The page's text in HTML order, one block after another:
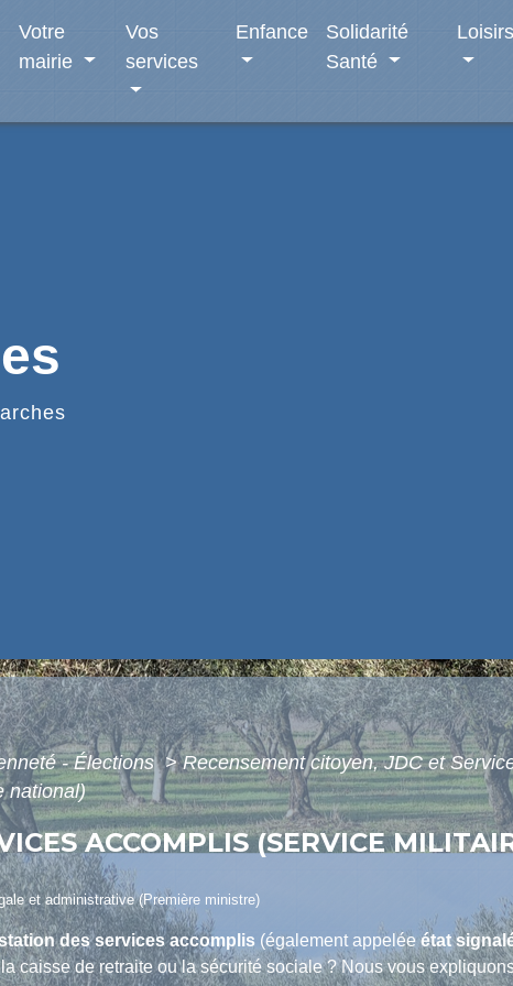
Votre
mairie
Vos
services
Enfance
Solidarité
Santé
Loisirs
- Élections> Recensement citoyen, JDC et
national)
ACCOMPLIS (SERVICE
et administrative (Première ministre)
des services accomplis (également appeléeétat
caisse de retraite ou la sécurité sociale ? Nous vous